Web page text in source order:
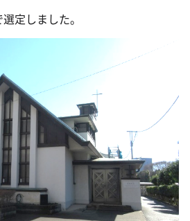
定しました。